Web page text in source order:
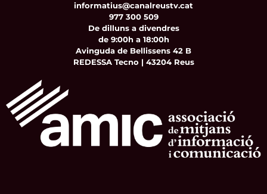
informatius@canalreustv.cat
977 300 509
De dilluns a divendres
de 9:00h a 18:00h
Avinguda de Bellissens 42 B
REDESSA Tecno | 43204 Reus